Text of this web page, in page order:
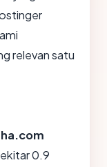
relevan satu
0.9